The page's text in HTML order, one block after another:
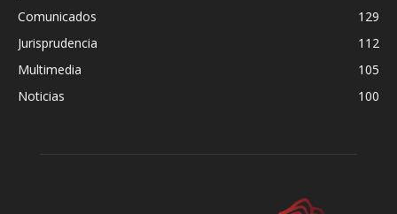
Comunicados
129
Jurisprudencia
112
Multimedia
105
Noticias
100